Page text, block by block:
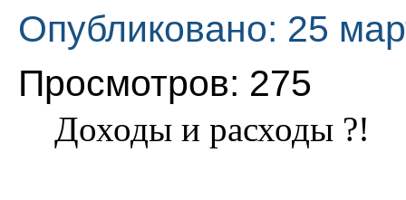
Опубликовано: 25
Просмотров: 275
Доходы и расходы ?!